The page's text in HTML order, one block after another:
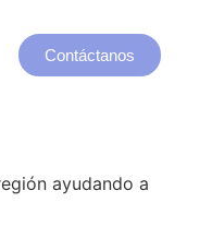
Contáctanos
ayudando a